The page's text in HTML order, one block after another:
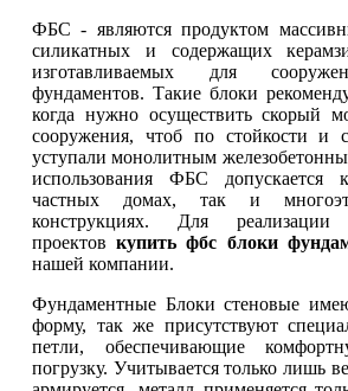
ФБС - являются продуктом
силикатных и содержащих
изготавливаемых для
фундаментов. Такие блоки
когда нужно осуществить скорый
сооружения, чтоб по стойкости и
уступали монолитным
использования ФБС допускается
частных домах, так и
конструкциях. Для реализации
проектовкупить фбс блоки
нашей компании.
Фундаментные Блоки стеновые
форму, так же присутствуют
петли, обеспечивающие
погрузку. Учитывается только лишь